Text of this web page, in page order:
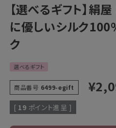
【選べるギフト】絹
に優しいシルク
ク
選べるギフト
商品番号 6499-egift ¥
[ 19 ポイント進呈 ]